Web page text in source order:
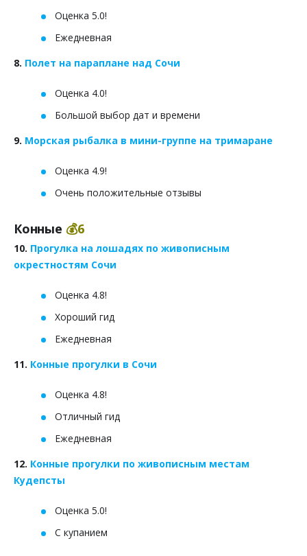
Оценка 5.0!
Ежедневная
8. Полет на параплане над Сочи
Оценка 4.0!
Большой выбор дат и времени
9. Морская рыбалка в мини-группе на тримаране
Оценка 4.9!
Очень положительные отзывы
Конные 💰6
10. Прогулка на лошадях по живописным
окрестностям Сочи
Оценка 4.8!
Хороший гид
Ежедневная
11. Конные прогулки в Сочи
Оценка 4.8!
Отличный гид
Ежедневная
12. Конные прогулки по живописным местам
Кудепсты
Оценка 5.0!
С купанием